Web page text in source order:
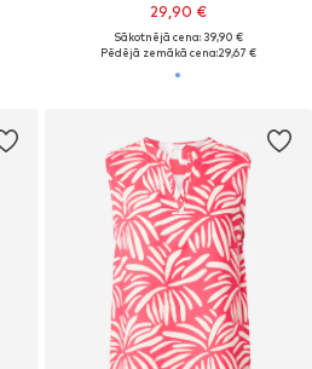
29,90 €
Sākotnējā cena: 39,90 €
Pēdējā zemākā cena:29,67 €